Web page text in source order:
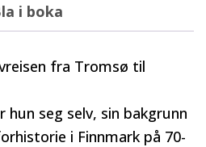
i boka
fra Tromsø til
seg selv, sin bakgrunn
i Finnmark på 70-